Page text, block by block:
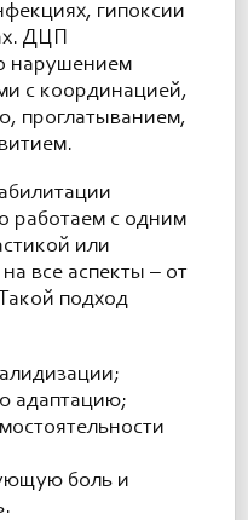
гипоксии
ДЦП
нарушением
с координацией,
проглатыванием,
работаем с одним
или
все аспекты – от
подход
адаптацию;
боль и